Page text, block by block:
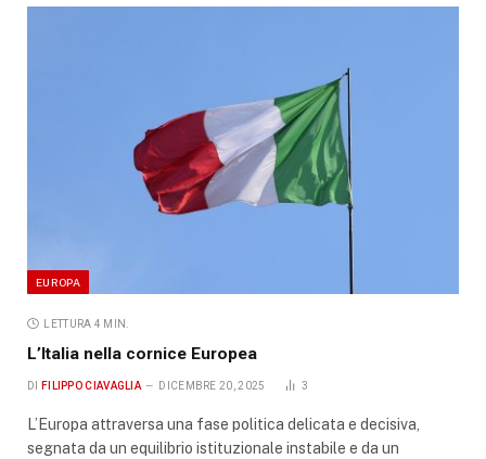
EUROPA
LETTURA 4 MIN.
L’Italia nella cornice Europea
DI FILIPPO CIAVAGLIA DICEMBRE 20, 2025 3
L’Europa attraversa una fase politica delicata e decisiva,
segnata da un equilibrio istituzionale instabile e da un